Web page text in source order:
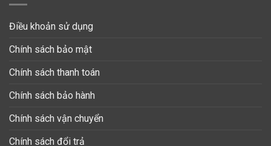
Điều khoản sử dụng
Chính sách bảo mật
Chính sách thanh toán
Chính sách bảo hành
Chính sách vận chuyển
Chính sách đổi trả